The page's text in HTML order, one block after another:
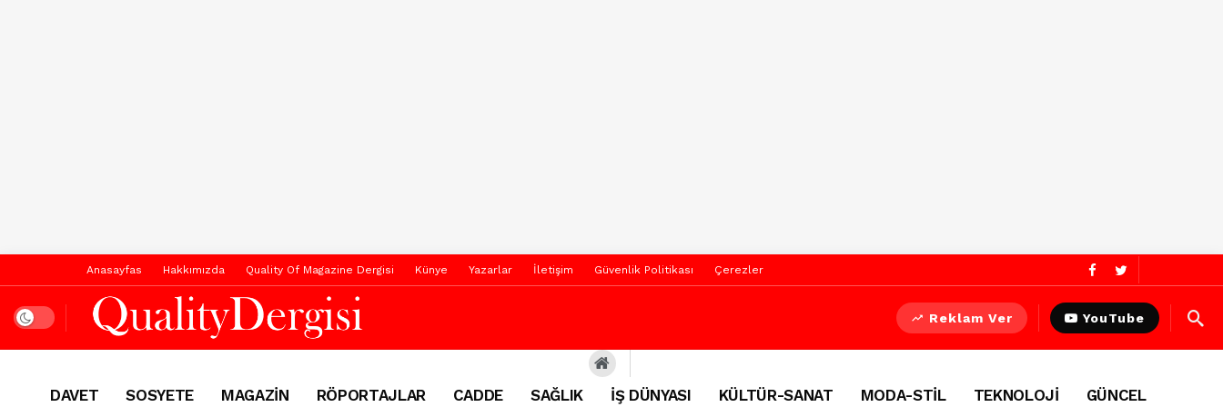
Anasayfas Hakkımızda Quality Of Magazine Dergisi Künye Yazarlar İletişim Güvenlik Politikası Çerezler
Dark mode Reklam Ver YouTube
DAVET SOSYETE MAGAZİN RÖPORTAJLAR CADDE SAĞLIK İŞ DÜNYASI KÜLTÜR-SANAT MODA-STİL TEKNOLOJİ GÜNCEL